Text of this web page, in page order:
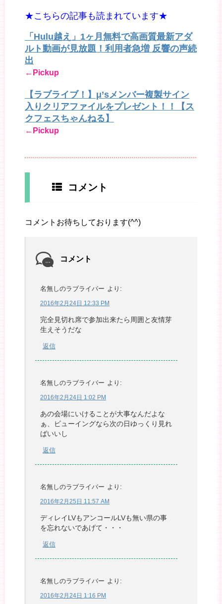
★こちらの記事も読まれています★
「Hulu越え」1ヶ月無料で高画質最新アダ
ルト動画が見放題！利用者急増 反響の声続
出
←Pickup
【ラブライブ！】μ’sメンバー複製サイン
入りクリアファイルをプレゼント！！【ス
クフェスちゃんねる】
←Pickup
コメント
コメントお待ちしております(^^)
コメント
名無しのラブライバー より:
2016年2月24日 12:33 PM
完全見切れ席で参加出来たら周囲と友情芽
生えそうだな
返信
名無しのラブライバー より:
2016年2月24日 1:02 PM
あの会場にいけることが大事なんだよな
ぁ、ビューイングなら次の日ゆっくり見れ
ばいいし
返信
名無しのラブライバー より:
2016年2月25日 11:57 AM
ディレイLVもアンコールLVも無い県の事
を忘れないであげて・・・
返信
名無しのラブライバー より:
2016年2月24日 1:16 PM